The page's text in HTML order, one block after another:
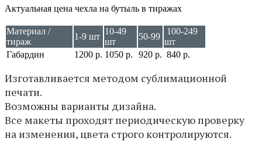
Актуальная цена чехла на бутыль в тиражах
Материал /
тираж
1-9 шт
10-49
шт
50-99
100-249
шт
Габардин
1200 р. 1050 р. 920 р. 840 р.
Изготавливается методом сублимационной
печати.
Возможны варианты дизайна.
Все макеты проходят периодическую проверку
на изменения, цвета строго контролируются.